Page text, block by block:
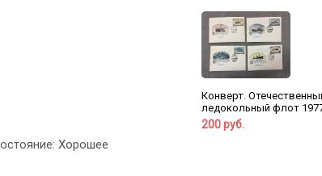
Хорошее
Конверт.
ледокольный флот
200 руб.